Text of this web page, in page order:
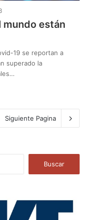
mundo están
19 se reportan a
superado la
Siguiente Pagina
a